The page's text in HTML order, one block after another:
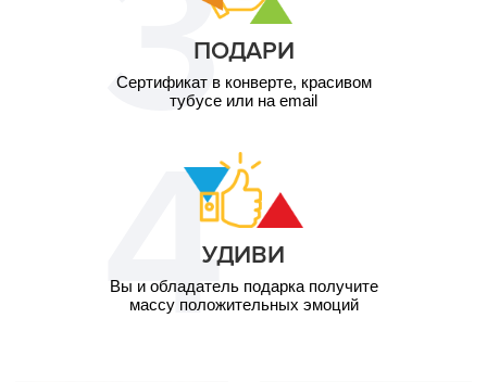
ПОДАРИ
Сертификат в конверте, красивом
тубусе или на email
УДИВИ
Вы и обладатель подарка получите
массу положительных эмоций